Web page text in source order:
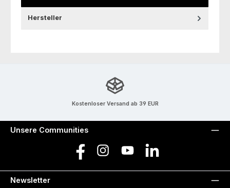
Hersteller
Kostenloser Versand ab 39 EUR
Unsere Communities
Facebook Instagram YouTube LinkedIn
Newsletter